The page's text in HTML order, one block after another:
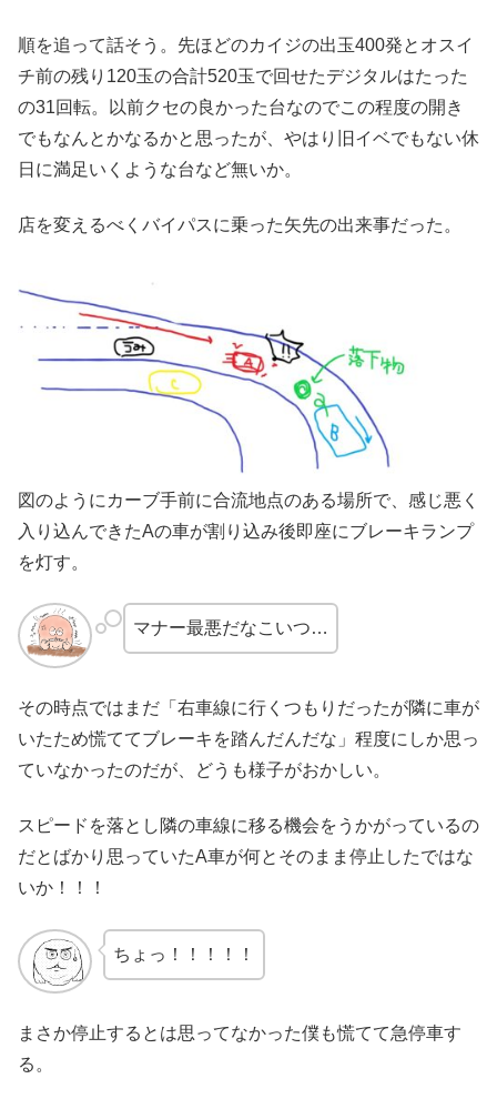
順を追って話そう。先ほどのカイジの出玉400発とオスイ
チ前の残り120玉の合計520玉で回せたデジタルはたった
の31回転。以前クセの良かった台なのでこの程度の開き
でもなんとかなるかと思ったが、やはり旧イベでもない休
日に満足いくような台など無いか。
店を変えるべくバイパスに乗った矢先の出来事だった。
図のようにカーブ手前に合流地点のある場所で、感じ悪く
入り込んできたAの車が割り込み後即座にブレーキランプ
を灯す。
マナー最悪だなこいつ…
その時点ではまだ「右車線に行くつもりだったが隣に車が
いたため慌ててブレーキを踏んだんだな」程度にしか思っ
ていなかったのだが、どうも様子がおかしい。
スピードを落とし隣の車線に移る機会をうかがっているの
だとばかり思っていたA車が何とそのまま停止したではな
いか！！！
ちょっ！！！！！
まさか停止するとは思ってなかった僕も慌てて急停車す
る。